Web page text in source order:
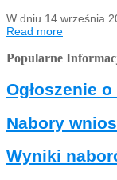
W dniu 14 września
Read more
Popularne
Ogłoszenie
Nabory
Wyniki